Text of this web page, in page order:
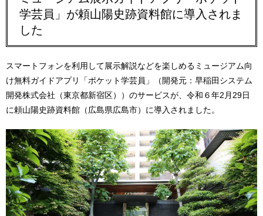
学芸員」が頼山陽史跡資料館に導入されま
した
スマートフォンを利用して展示解説などを楽しめるミュージアム向
け無料ガイドアプリ「ポケット学芸員」（開発元：早稲田システム
開発株式会社（東京都新宿区））のサービスが、令和６年2月29日
に頼山陽史跡資料館（広島県広島市）に導入されました。